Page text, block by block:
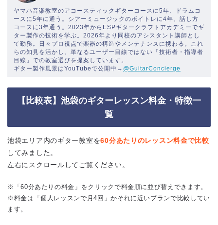
ヤマハ音楽教室のアコースティックギターコースに5年、ドラムコ
ースに5年に通う。シアーミュージックのボイトレに4年、話し方
コースに3年通う。2023年からESPギタークラフトアカデミーでギ
ター製作の技術を学ぶ。2026年より同校のアシスタント講師とし
て勤務。日々プロ視点で楽器の構造やメンテナンスに携わる。これ
らの知見を活かし、単なるユーザー目線ではない「技術者・指導者
目線」での教室選びを提案しています。
ギター製作風景はYouTubeで公開中→ @GuitarConcierge
【比較表】池袋のギターレッスン料金・特徴一
覧
池袋エリア内のギター教室を60分あたりのレッスン料金で比較
してみました。
左右にスクロールしてご覧ください。
※「60分あたりの料金」をクリックで料金順に並び替えできます。
※料金は「個人レッスンで月4回」かそれに近いプランで比較してい
ます。